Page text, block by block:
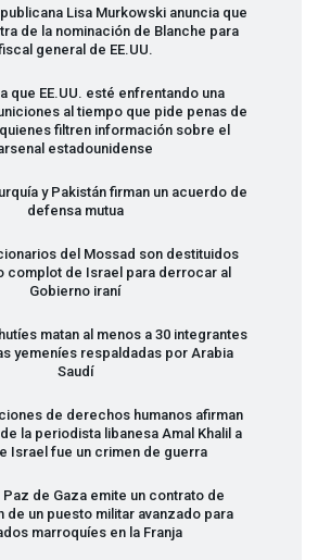
Lisa Murkowski anuncia que
de la nominación de Blanche para
general de EE.UU.
que EE.UU. esté enfrentando una
al tiempo que pide penas de
filtren información sobre el
estadounidense
y Pakistán firman un acuerdo de
defensa mutua
del Mossad son destituidos
complot de Israel para derrocar al
Gobierno iraní
matan al menos a 30 integrantes
yemeníes respaldadas por Arabia
Saudí
de derechos humanos afirman
la periodista libanesa Amal Khalil a
Israel fue un crimen de guerra
Paz de Gaza emite un contrato de
de un puesto militar avanzado para
marroquíes en la Franja